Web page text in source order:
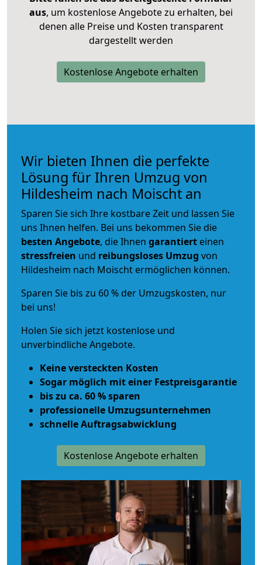
aus, um kostenlose Angebote zu erhalten, bei
denen alle Preise und Kosten transparent
dargestellt werden
Kostenlose Angebote erhalten
Wir bieten Ihnen die perfekte
Lösung für Ihren Umzug von
Hildesheim nach Moischt an
Sparen Sie sich Ihre kostbare Zeit und lassen Sie
uns Ihnen helfen. Bei uns bekommen Sie die
besten Angebote, die Ihnen garantiert einen
stressfreien und reibungsloses Umzug von
Hildesheim nach Moischt ermöglichen können.
Sparen Sie bis zu 60 % der Umzugskosten, nur
bei uns!
Holen Sie sich jetzt kostenlose und
unverbindliche Angebote.
Keine versteckten Kosten
Sogar möglich mit einer Festpreisgarantie
bis zu ca. 60 % sparen
professionelle Umzugsunternehmen
schnelle Auftragsabwicklung
Kostenlose Angebote erhalten